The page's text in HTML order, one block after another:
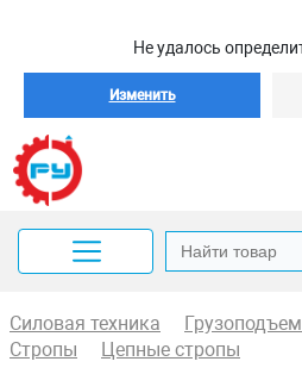
Не удалось
Изменить
Силовая техника
Стропы
Цепные стропы